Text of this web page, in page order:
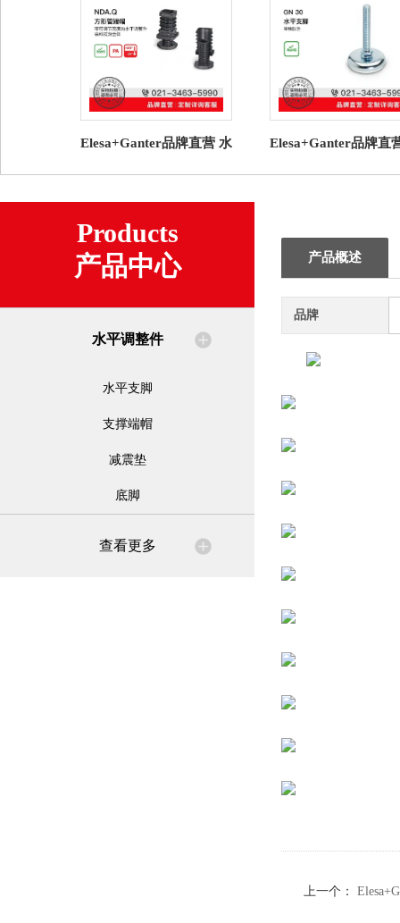
Elesa+Ganter品牌直营 水
端帽高科技聚合体
Elesa+Ganter品牌直
脚 带橡胶垫（7）
Products
产品中心
水平调整件
水平支脚
支撑端帽
减震垫
底脚
查看更多
产品概述
品牌
上一个：